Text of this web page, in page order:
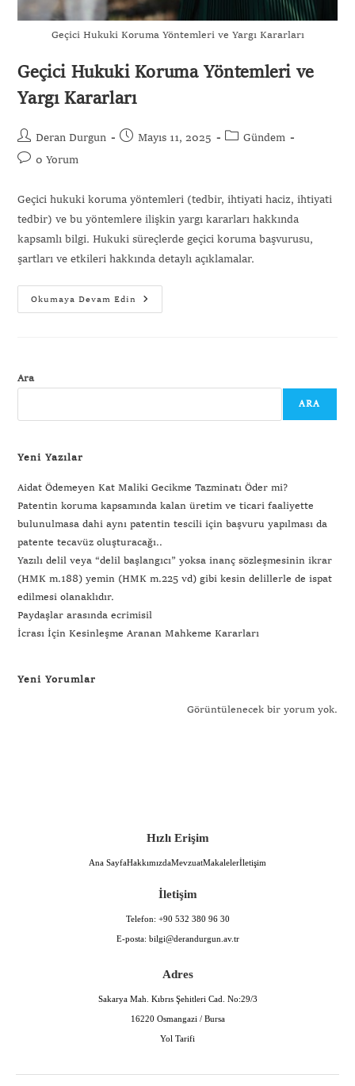
Geçici Hukuki Koruma Yöntemleri ve Yargı Kararları
Geçici Hukuki Koruma Yöntemleri ve
Yargı Kararları
Deran Durgun Mayıs 11, 2025
Gündem
0 Yorum
Geçici hukuki koruma yöntemleri (tedbir, ihtiyati haciz, ihtiyati
tedbir) ve bu yöntemlere ilişkin yargı kararları hakkında
kapsamlı bilgi. Hukuki süreçlerde geçici koruma başvurusu,
şartları ve etkileri hakkında detaylı açıklamalar.
Okumaya Devam Edin
Ara
ARA
Yeni Yazılar
Aidat Ödemeyen Kat Maliki Gecikme Tazminatı Öder mi?
Patentin koruma kapsamında kalan üretim ve ticari faaliyette
bulunulmasa dahi aynı patentin tescili için başvuru yapılması da
patente tecavüz oluşturacağı..
Yazılı delil veya “delil başlangıcı” yoksa inanç sözleşmesinin ikrar
(HMK m.188) yemin (HMK m.225 vd) gibi kesin delillerle de ispat
edilmesi olanaklıdır.
Paydaşlar arasında ecrimisil
İcrası İçin Kesinleşme Aranan Mahkeme Kararları
Yeni Yorumlar
Görüntülenecek bir yorum yok.
Hızlı Erişim
Ana SayfaHakkımızdaMevzuatMakalelerİletişim
İletişim
Telefon: +90 532 380 96 30
E-posta: bilgi@derandurgun.av.tr
Adres
Sakarya Mah. Kıbrıs Şehitleri Cad. No:29/3
16220 Osmangazi / Bursa
Yol Tarifi